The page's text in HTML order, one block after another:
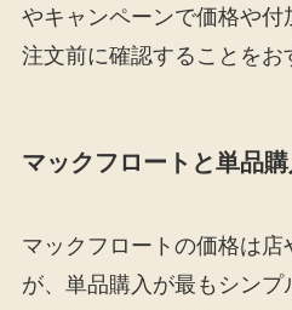
やキャンペーンで価格や付
注文前に確認することをお
マックフロートと単品
マックフロートの価格は
が、単品購入が最もシンプ